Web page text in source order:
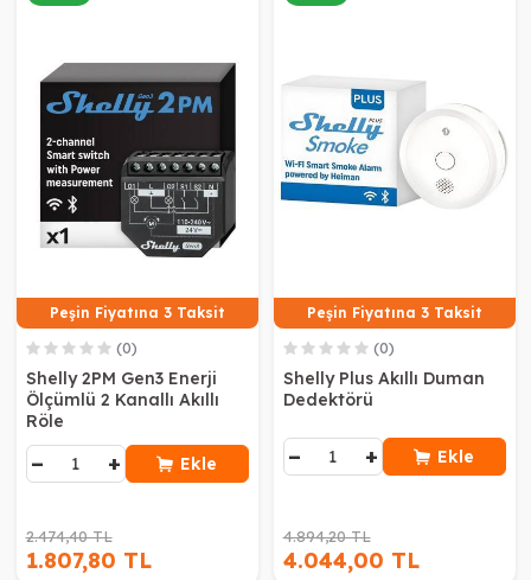
Peşin Fiyatına 3 Taksit
(0)
Shelly 2PM Gen3 Enerji
Ölçümlü 2 Kanallı Akıllı
Röle
− + Ekle
2.474,40 TL
1.807,80 TL
Peşin Fiyatına 3 Taksit
(0)
Shelly Plus Akıllı Duman
Dedektörü
− + Ekle
4.894,20 TL
4.044,00 TL